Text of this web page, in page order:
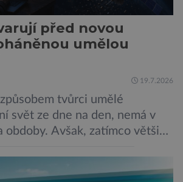
před novou
umělou
19.7.2026
tvůrci umělé
svět ze dne na den, nemá v
obdoby. Avšak, zatímco většina
upozorňují na mnohem